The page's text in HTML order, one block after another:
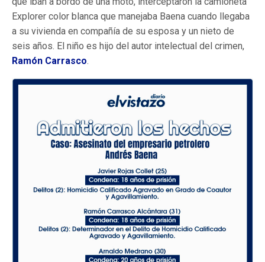
Explorer color blanca que manejaba Baena cuando llegaba
a su vivienda en compañía de su esposa y un nieto de
seis años. El niño es hijo del autor intelectual del crimen,
Ramón Carrasco.